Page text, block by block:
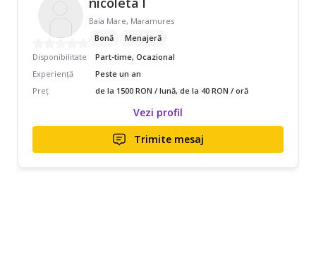
Baia Mare, Maramures
Bonă
Menajeră
Disponibilitate
Part-time, Ocazional
Experiență
Peste un an
Preț
de la 1500 RON / lună, de la 40 RON / oră
Vezi profil
Trimite mesaj